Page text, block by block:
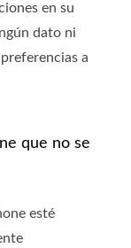
en su
dato ni
a
que no se
esté